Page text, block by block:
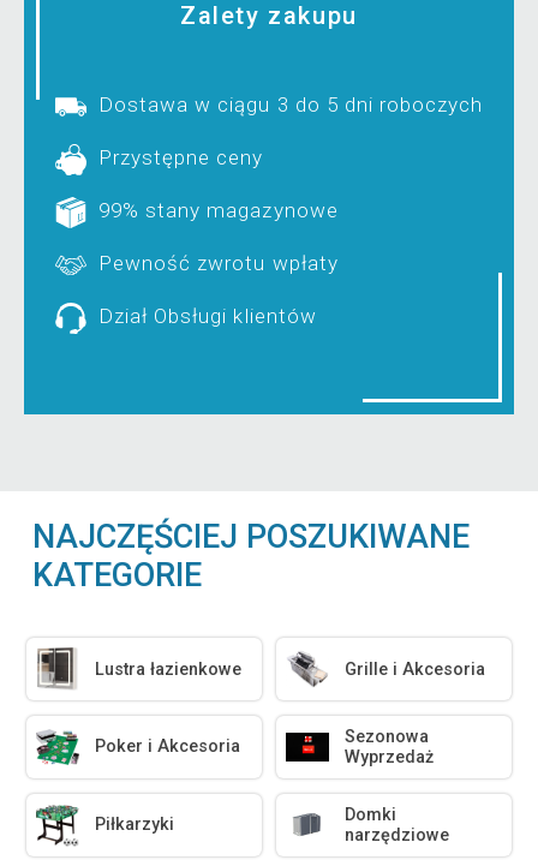
Zalety zakupu
Dostawa w ciągu 3 do 5 dni roboczych
Przystępne ceny
99% stany magazynowe
Pewność zwrotu wpłaty
Dział Obsługi klientów
NAJCZĘŚCIEJ POSZUKIWANE
KATEGORIE
Lustra łazienkowe Grille i Akcesoria
Poker i Akcesoria
Sezonowa
Wyprzedaż
Piłkarzyki
Domki
narzędziowe